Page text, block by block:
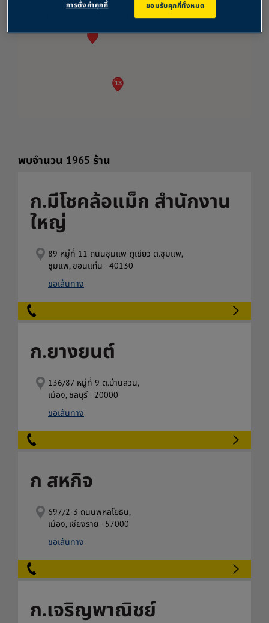
13
พบจำนวน 1965 ร้าน
ก.มีโชคล้อแม็ก สำนักงาน
ใหญ่
89 หมู่ที่ 11 ถนนชุมแพ-ภูเขียว ต.ชุมแพ,
ชุมแพ, ขอนแก่น - 40130
ขอเส้นทาง
ก.ยางยนต์
136/87 หมู่ที่ 9 ต.บ้านสวน,
เมือง, ชลบุรี - 20000
ขอเส้นทาง
ก สหกิจ
697/2-3 ถนนพหลโยธิน,
เมือง, เชียงราย - 57000
ขอเส้นทาง
ก.เจริญพาณิชย์
ยอมรับคุกกี้ทั้งหมด
การตั้งค่าคุกกี้